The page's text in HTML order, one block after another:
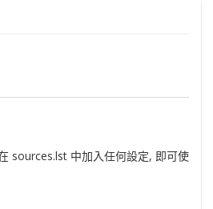
sources.lst 中加入任何設定, 即可使